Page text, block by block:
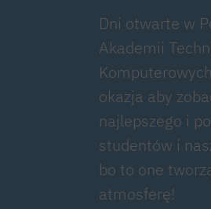
Dni otwarte w
Akademii
okazja aby
najlepszego i
studentów i
bo to one
atmosferę!